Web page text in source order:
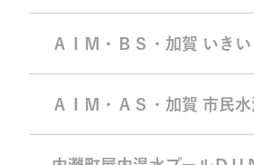
ＡＩＭ・ＢＳ・加賀 いき
ＡＩＭ・ＡＳ・加賀 市民